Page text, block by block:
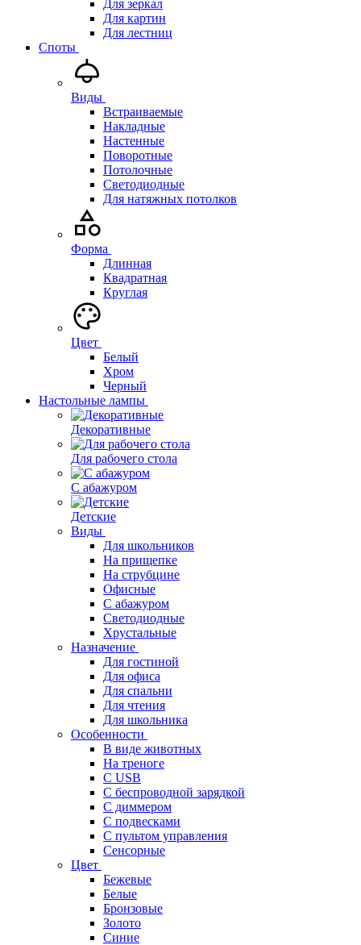
Для зеркал
Для картин
Для лестниц
Споты
Виды
Встраиваемые
Накладные
Настенные
Поворотные
Потолочные
Светодиодные
Для натяжных потолков
Форма
Длинная
Квадратная
Круглая
Цвет
Белый
Хром
Черный
Настольные лампы
Декоративные
Для рабочего стола
С абажуром
Детские
Виды
Для школьников
На прищепке
На струбцине
Офисные
С абажуром
Светодиодные
Хрустальные
Назначение
Для гостиной
Для офиса
Для спальни
Для чтения
Для школьника
Особенности
В виде животных
На треноге
С USB
С беспроводной зарядкой
С диммером
С подвесками
С пультом управления
Сенсорные
Цвет
Бежевые
Белые
Бронзовые
Золото
Синие